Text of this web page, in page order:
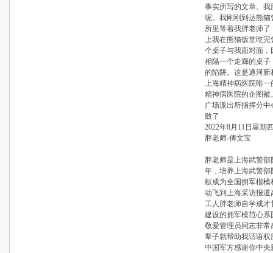
事实所写的文章。
呢。我刚刚到达熊
所里等着我胖老师
上我在熊猫饭堂吃
个桌子与我面对面
相隔一个走廊的桌
的陷阱。这是通河
上海精神病医院唯
精神病医院的企图
广场派出所指挥分中
败了
2022年8月11日星期
胖老师-傅文宝
胖老师是上海武警
年，培养上海武警
献成为全国拥军楷
动飞到上海采访报
工人胖老师自学成
建设的拥军模范心
敬爱管理员同志非
辈子就帮助我话语
中国军方感谢你中